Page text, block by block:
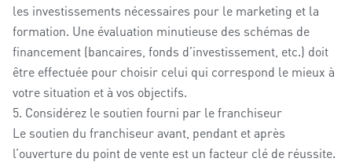
les investissements nécessaires pour le marketing et la
formation. Une évaluation minutieuse des schémas de
financement (bancaires, fonds d’investissement, etc.) doit
être effectuée pour choisir celui qui correspond le mieux à
votre situation et à vos objectifs.
5. Considérez le soutien fourni par le franchiseur
Le soutien du franchiseur avant, pendant et après
l’ouverture du point de vente est un facteur clé de réussite.